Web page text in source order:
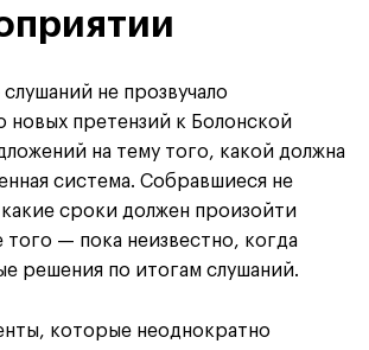
не прозвучало
новых претензий к Болонской
на тему того, какой должна
система. Собравшиеся не
какие сроки должен произойти
того — пока неизвестно, когда
решения по итогам слушаний.
которые неоднократно